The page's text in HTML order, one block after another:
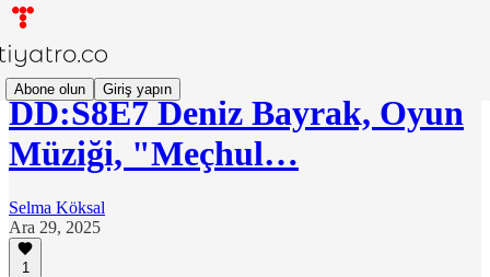
Abone olun Giriş yapın
DD:S8E7 Deniz Bayrak, Oyun
Müziği, "Meçhul…
Selma Köksal
Ara 29, 2025
1